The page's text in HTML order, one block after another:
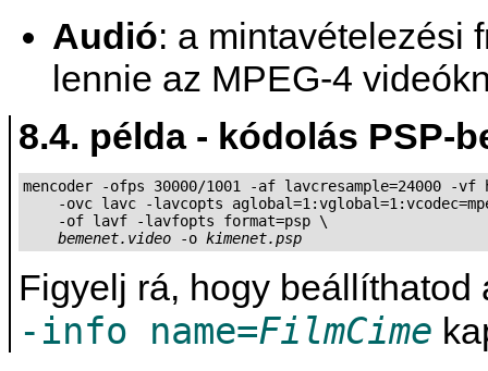
Audió: a mintavételezési
lennie az MPEG-4
8.4. példa - kódolás PSP-
mencoder -ofps 30000/1001 -af lavcresample=24000 -
-ovc lavc -lavcopts
    -of lavf -lavfopts format=psp \
bemenet.video -o kimenet.psp
Figyelj rá, hogy beállíthatod
-info name=FilmCime